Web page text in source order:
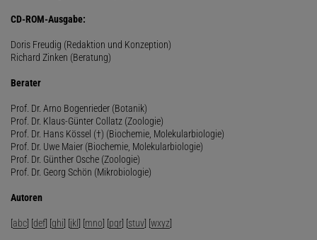
CD-ROM-Ausgabe:
Doris Freudig (Redaktion und Konzeption)
Richard Zinken (Beratung)
Berater
Prof. Dr. Arno Bogenrieder (Botanik)
Prof. Dr. Klaus-Günter Collatz (Zoologie)
Prof. Dr. Hans Kössel (†) (Biochemie, Molekularbiologie)
Prof. Dr. Uwe Maier (Biochemie, Molekularbiologie)
Prof. Dr. Günther Osche (Zoologie)
Prof. Dr. Georg Schön (Mikrobiologie)
Autoren
[abc] [def] [ghi] [jkl] [mno] [pqr] [stuv] [wxyz]